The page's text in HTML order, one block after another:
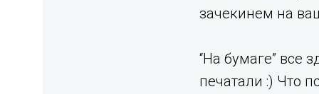
зачекинем на
“На бумаге” все
печатали :) Что